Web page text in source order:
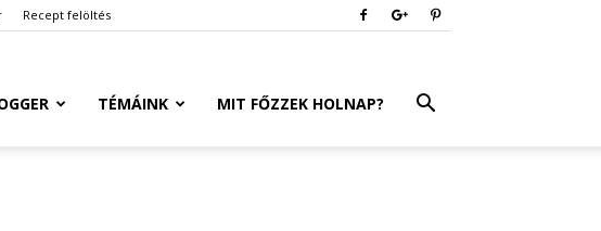
Recept felöltés
TÉMÁINK MIT FŐZZEK HOLNAP?